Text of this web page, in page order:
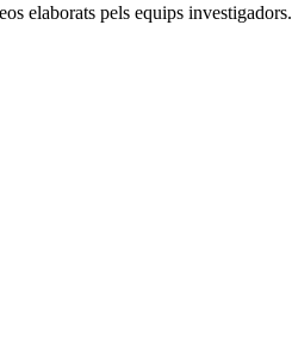
elaborats pels equips investigadors.